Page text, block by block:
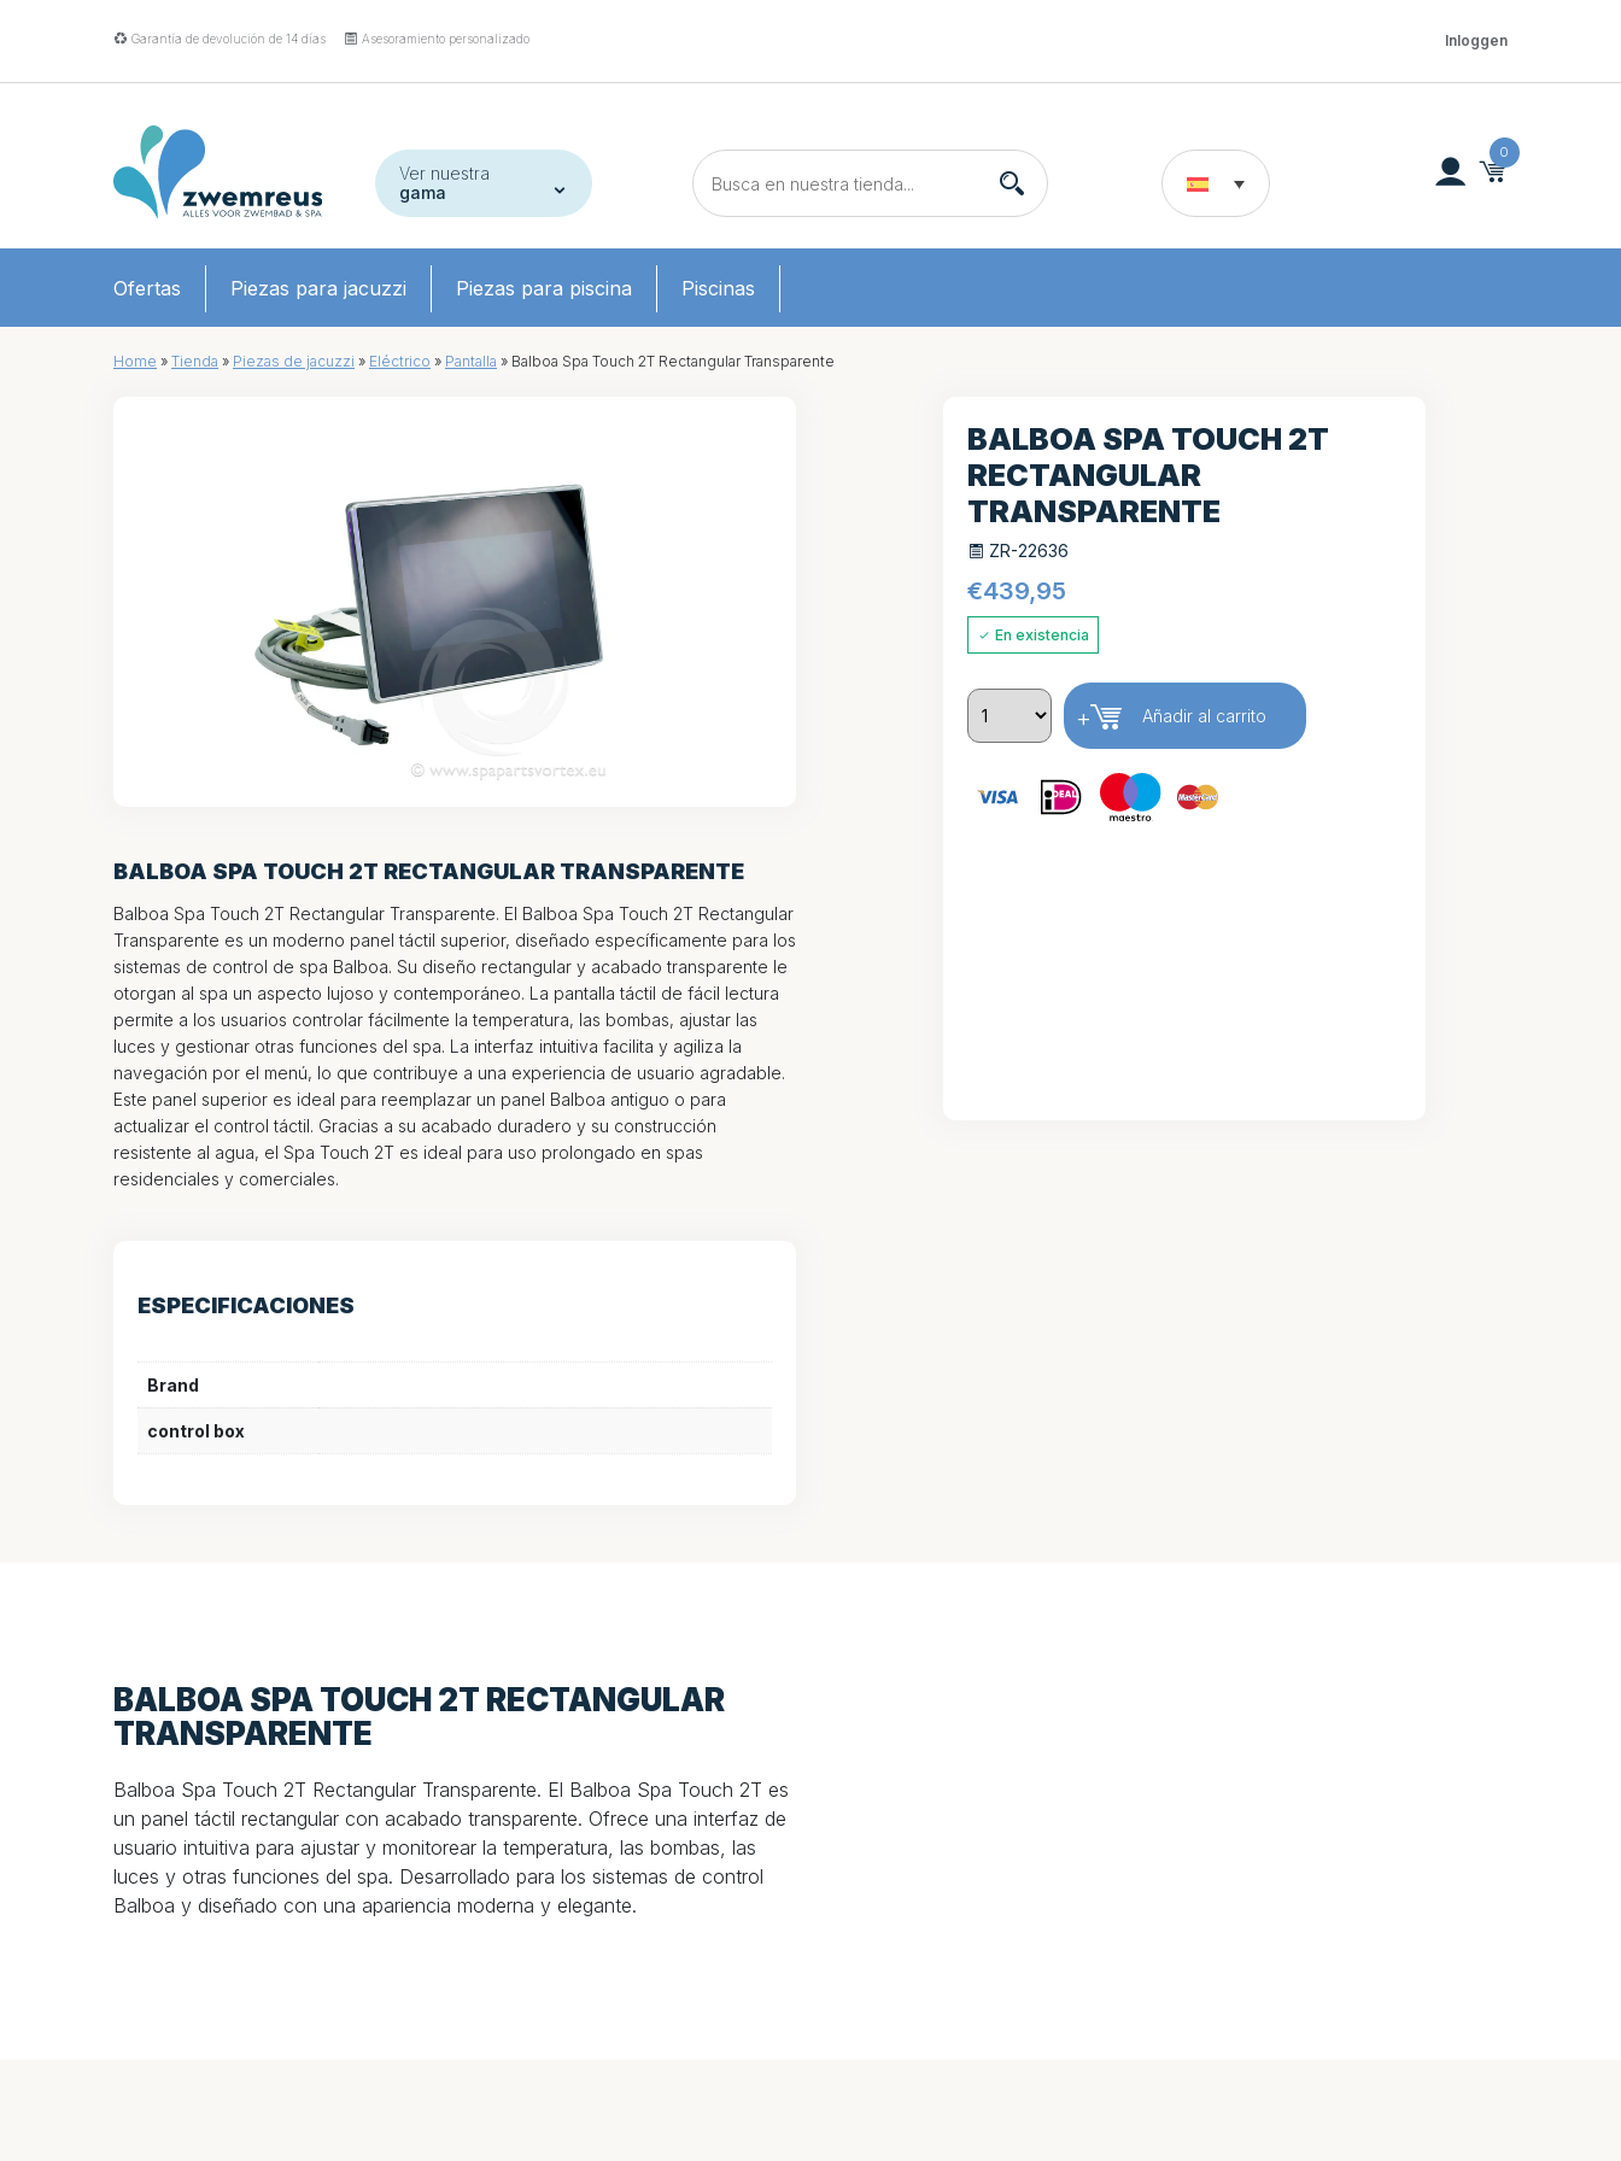
Garantía de devolución de 14 días Asesoramiento personalizado Inloggen
Ver nuestra
gama
0
Ofertas Piezas para jacuzzi Piezas para piscina Piscinas
Home » Tienda » Piezas de jacuzzi » Eléctrico » Pantalla » Balboa Spa Touch 2T Rectangular Transparente
BALBOA SPA TOUCH 2T RECTANGULAR TRANSPARENTE
Balboa Spa Touch 2T Rectangular Transparente. El Balboa Spa Touch 2T Rectangular
Transparente es un moderno panel táctil superior, diseñado específicamente para los
sistemas de control de spa Balboa. Su diseño rectangular y acabado transparente le
otorgan al spa un aspecto lujoso y contemporáneo. La pantalla táctil de fácil lectura
permite a los usuarios controlar fácilmente la temperatura, las bombas, ajustar las
luces y gestionar otras funciones del spa. La interfaz intuitiva facilita y agiliza la
navegación por el menú, lo que contribuye a una experiencia de usuario agradable.
Este panel superior es ideal para reemplazar un panel Balboa antiguo o para
actualizar el control táctil. Gracias a su acabado duradero y su construcción
resistente al agua, el Spa Touch 2T es ideal para uso prolongado en spas
residenciales y comerciales.
ESPECIFICACIONES
Brand
control box
BALBOA SPA TOUCH 2T
RECTANGULAR
TRANSPARENTE
ZR-22636
€439,95
En existencia
+ Añadir al carrito
BALBOA SPA TOUCH 2T RECTANGULAR
TRANSPARENTE
Balboa Spa Touch 2T Rectangular Transparente. El Balboa Spa Touch 2T es
un panel táctil rectangular con acabado transparente. Ofrece una interfaz de
usuario intuitiva para ajustar y monitorear la temperatura, las bombas, las
luces y otras funciones del spa. Desarrollado para los sistemas de control
Balboa y diseñado con una apariencia moderna y elegante.